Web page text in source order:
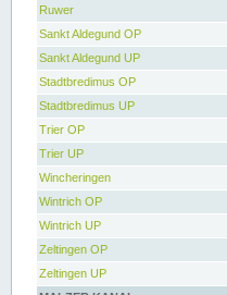
Ruwer
Sankt Aldegund OP
Sankt Aldegund UP
Stadtbredimus OP
Stadtbredimus UP
Trier OP
Trier UP
Wincheringen
Wintrich OP
Wintrich UP
Zeltingen OP
Zeltingen UP